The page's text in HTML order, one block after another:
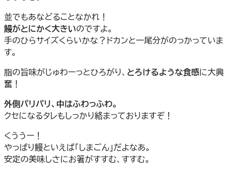
並でもあなどることなかれ！
鰻がとにかく大きいのですよ。
手のひらサイズくらいかな？ドカンと一尾分がのっかっていま
す。
脂の旨味がじゅわーっとひろがり、 とろけるような食感に大興
奮！
外側パリパリ、中はふわっふわ。
クセになるタレもしっかり絡まっておりますぞ！
くううー！
やっぱり鰻といえば「しまごん」だよなあ。
安定の美味しさにお箸がすすむ、すすむ。